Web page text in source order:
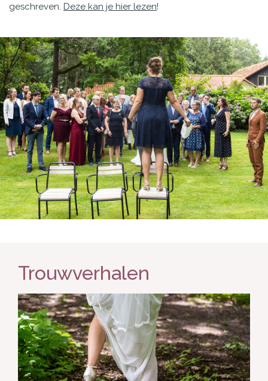
geschreven. Deze kan je hier lezen!
Trouwverhalen